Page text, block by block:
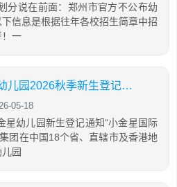
分说在前面：郑州市官方不公布幼
信息是根据往年各校招生简章中招
！一
东湖高新区花山小金星幼儿园2026秋季新生登记通知
05-18
星幼儿园新生登记通知“小金星国际
团在中国18个省、直辖市及香港地
园